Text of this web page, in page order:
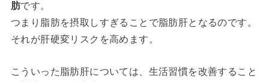
肪です。
つまり脂肪を摂取しすぎることで脂肪肝となるのです。
それが肝硬変リスクを高めます。
こういった脂肪肝については、生活習慣を改善すること